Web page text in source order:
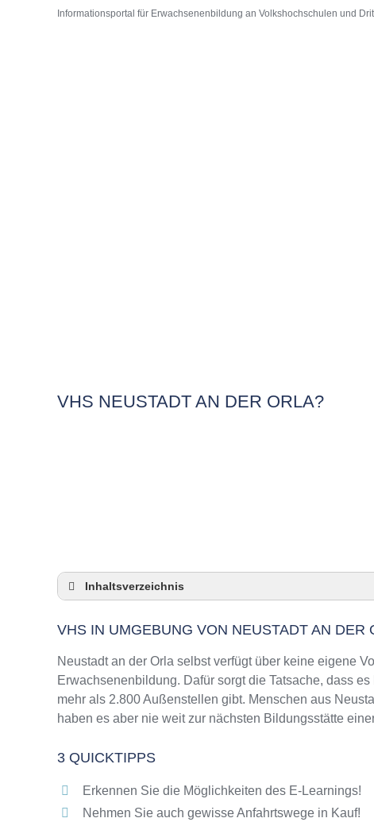
Informationsportal für Erwachsenenbildung an Volkshochschulen und
VHS NEUSTADT AN DER ORLA?
Inhaltsverzeichnis
3 Quicktipps
Checkliste: VHS-Kurse rund um Neustadt an der
Keine VHS in Neustadt an der Orla
Online-Kurse: Pro und Contra
Online-Kurse als alternative Angebote zu VHS-
Das bundesweite Netzwerk der Volkshochschulen
Abendschulen rund um Neustadt an der Orla
Checkliste: So erkennen Sie gute
VHS IN UMGEBUNG VON NEUSTADT AN DER
Neustadt an der Orla selbst verfügt über keine eigene
Erwachsenenbildung. Dafür sorgt die Tatsache, dass
mehr als 2.800 Außenstellen gibt. Menschen aus
haben es aber nie weit zur nächsten Bildungsstätte
3 QUICKTIPPS
Erkennen Sie die Möglichkeiten des E-Learnings!
Nehmen Sie auch gewisse Anfahrtswege in Kauf!